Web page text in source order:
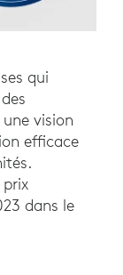
qui
vision
efficace
prix
dans le